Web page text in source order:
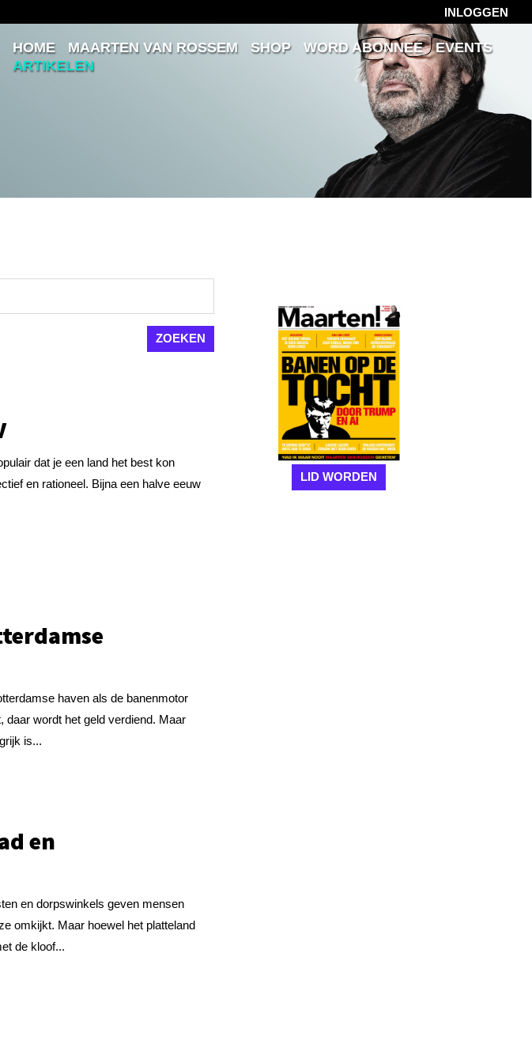
INLOGGEN
HOME MAARTEN VAN ROSSEM SHOP WORD ABONNEE
EVENTS
ARTIKELEN
dat je een land het best kon
en rationeel. Bijna een halve eeuw
haven als de banenmotor
daar wordt het geld verdiend. Maar
is...
en
en dorpswinkels geven mensen
omkijkt. Maar hoewel het platteland
de kloof...
LID WORDEN